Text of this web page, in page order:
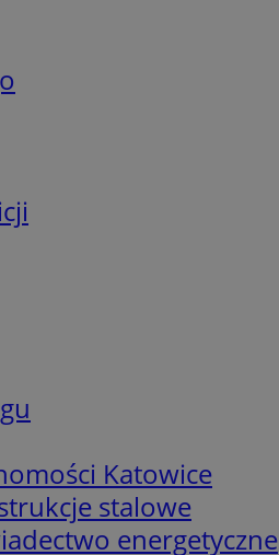
Katowice
stalowe
energetyczne